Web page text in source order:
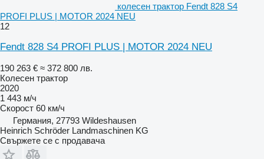
колесен трактор Fendt 828 S4
PROFI PLUS | MOTOR 2024 NEU
12
Fendt 828 S4 PROFI PLUS | MOTOR 2024 NEU
190 263 € ≈ 372 800 лв.
Колесен трактор
2020
1 443 м/ч
Скорост 60 км/ч
Германия, 27793 Wildeshausen
Heinrich Schröder Landmaschinen KG
Свържете се с продавача